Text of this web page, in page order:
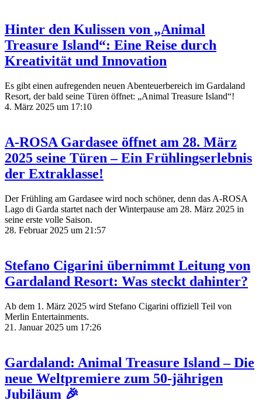
Hinter den Kulissen von „Animal
Treasure Island“: Eine Reise durch
Kreativität und Innovation
Es gibt einen aufregenden neuen Abenteuerbereich im Gardaland
Resort, der bald seine Türen öffnet: „Animal Treasure Island“!
4. März 2025 um 17:10
A-ROSA Gardasee öffnet am 28. März
2025 seine Türen – Ein Frühlingserlebnis
der Extraklasse!
Der Frühling am Gardasee wird noch schöner, denn das A-ROSA
Lago di Garda startet nach der Winterpause am 28. März 2025 in
seine erste volle Saison.
28. Februar 2025 um 21:57
Stefano Cigarini übernimmt Leitung von
Gardaland Resort: Was steckt dahinter?
Ab dem 1. März 2025 wird Stefano Cigarini offiziell Teil von
Merlin Entertainments.
21. Januar 2025 um 17:26
Gardaland: Animal Treasure Island – Die
neue Weltpremiere zum 50-jährigen
Jubiläum 🎉